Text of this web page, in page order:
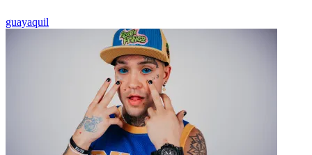
guayaquil